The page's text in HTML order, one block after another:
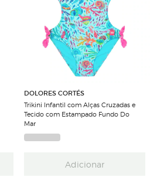
DOLORES CORTÉS
Trikini Infantil com Alças Cruzadas e
Tecido com Estampado Fundo Do
Mar
Adicionar